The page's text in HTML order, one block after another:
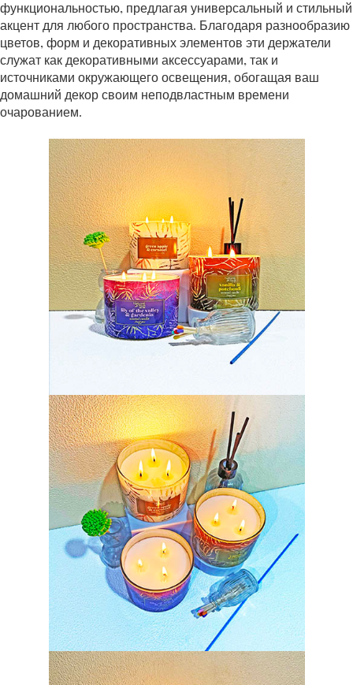
функциональностью, предлагая универсальный и стильный
акцент для любого пространства. Благодаря разнообразию
цветов, форм и декоративных элементов эти держатели
служат как декоративными аксессуарами, так и
источниками окружающего освещения, обогащая ваш
домашний декор своим неподвластным времени
очарованием.